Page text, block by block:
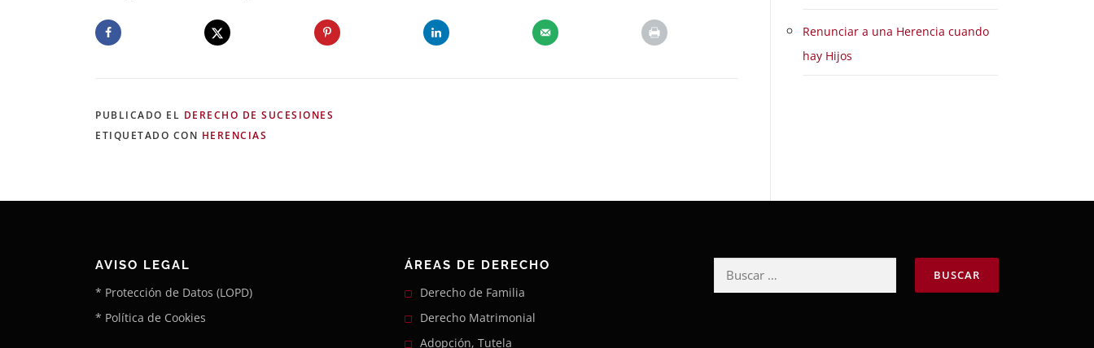
PUBLICADO EL DERECHO DE SUCESIONES
ETIQUETADO CON HERENCIAS
Renunciar a una Herencia cuando
hay Hijos
AVISO LEGAL
* Protección de Datos (LOPD)
* Política de Cookies
ÁREAS DE DERECHO
Derecho de Familia
Derecho Matrimonial
Adopción, Tutela